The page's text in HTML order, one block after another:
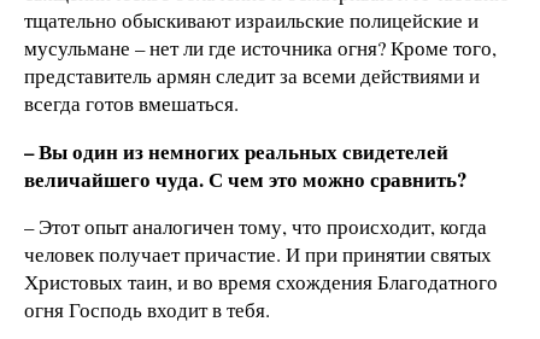
тщательно обыскивают израильские полицейские и
мусульмане – нет ли где источника огня? Кроме того,
представитель армян следит за всеми действиями и
всегда готов вмешаться.
– Вы один из немногих реальных свидетелей
величайшего чуда. С чем это можно сравнить?
– Этот опыт аналогичен тому, что происходит, когда
человек получает причастие. И при принятии святых
Христовых таин, и во время схождения Благодатного
огня Господь входит в тебя.